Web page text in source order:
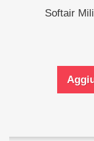
Softair